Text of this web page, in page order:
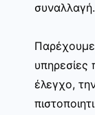
συναλλαγή.
Παρέχουμε
υπηρεσίες
έλεγχο,